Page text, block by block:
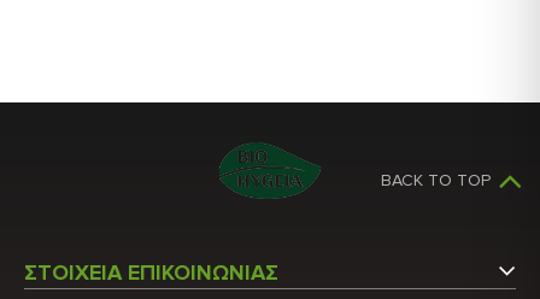
BACK TO TOP
ΣΤΟΙΧΕΙΑ ΕΠΙΚΟΙΝΩΝΙΑΣ